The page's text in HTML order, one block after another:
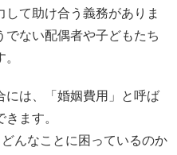
て助け合う義務がありま
ない配偶者や子どもたち
には、「婚姻費用」と呼ば
ます。
んなことに困っているのか